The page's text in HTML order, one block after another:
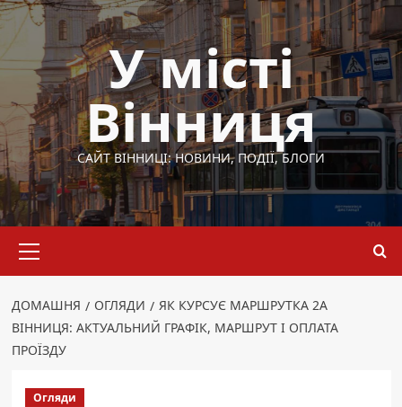
Перейти
до
вмісту
У місті
Вінниця
САЙТ ВІННИЦІ: НОВИНИ, ПОДІЇ, БЛОГИ
меню
ДОМАШНЯ ОГЛЯДИ
ЯК КУРСУЄ МАРШРУТКА 2А
ВІННИЦЯ: АКТУАЛЬНИЙ ГРАФІК, МАРШРУТ І ОПЛАТА
ПРОЇЗДУ
Огляди